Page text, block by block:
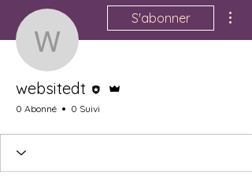
websitedt
S'abonner
websitedt
0 Abonné 0 Suivi